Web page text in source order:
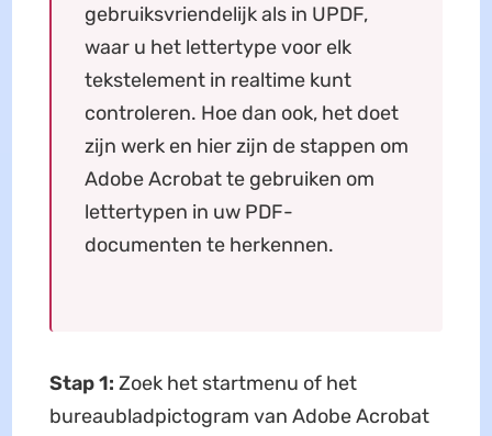
gebruiksvriendelijk als in UPDF,
waar u het lettertype voor elk
tekstelement in realtime kunt
controleren. Hoe dan ook, het doet
zijn werk en hier zijn de stappen om
Adobe Acrobat te gebruiken om
lettertypen in uw PDF-
documenten te herkennen.
Stap 1: Zoek het startmenu of het
bureaubladpictogram van Adobe Acrobat